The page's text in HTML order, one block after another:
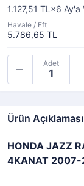
1.127,51 TL×6 Ay'a
Havale / Eft
5.786,65 TL
Adet
Ürün Açıklaması
HONDA JAZZ
4KANAT